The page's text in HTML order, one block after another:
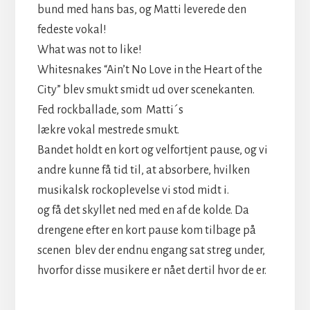
bund med hans bas, og Matti leverede den
fedeste vokal!
What was not to like!
Whitesnakes “Ain’t No Love in the Heart of the
City” blev smukt smidt ud over scenekanten.
Fed rockballade, som Matti´s
lækre vokal mestrede smukt.
Bandet holdt en kort og velfortjent pause, og vi
andre kunne få tid til, at absorbere, hvilken
musikalsk rockoplevelse vi stod midt i.
og få det skyllet ned med en af de kolde. Da
drengene efter en kort pause kom tilbage på
scenen blev der endnu engang sat streg under,
hvorfor disse musikere er nået dertil hvor de er.